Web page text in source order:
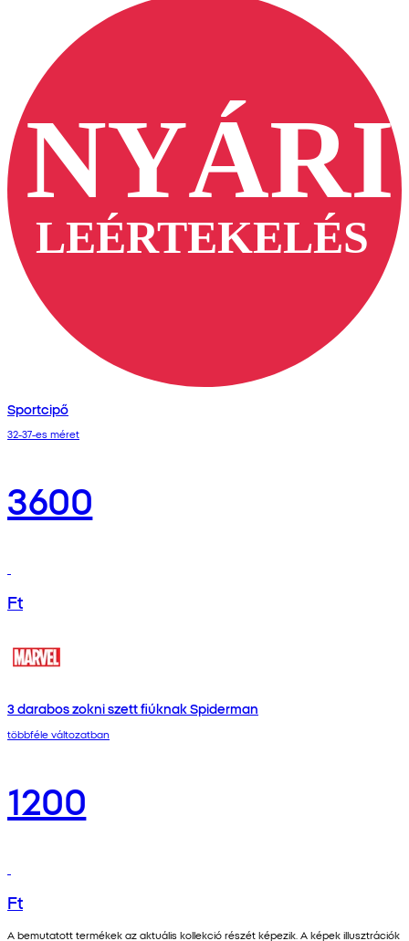
Sportcipő
32-37-es méret
3600
Ft
3 darabos zokni szett fiúknak Spiderman
többféle változatban
1200
Ft
A bemutatott termékek az aktuális kollekció részét képezik. A képek illusztrációk